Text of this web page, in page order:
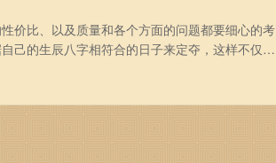
价比、以及质量和各个方面的问题都要细心的考
己的生辰八字相符合的日子来定夺，这样不仅仅